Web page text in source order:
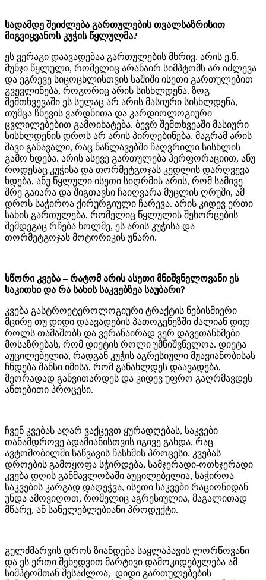
სადამდე შეიძლება გართულების თვალსაზრისით
მიგვიყვანოს კუჭის წყლულმა?
ეს ვერაგი დაავადებაა გართულების მხრივ. არის ე.წ.
მუნჯი წყლული, რომელიც არანაირ სიმპტომს არ იძლევა
და ეგრევე სიცოცხლისთვის საშიში ისეთი გართულებით
გვევლინება, როგორიც არის სისხლდენა. ზოგ
შემთხვევაში ეს სულაც არ არის მასიური სისხლდენა,
თუმცა წნევის ვარდნითა და კარდიოლოგიური
ცვლილებებით გამოიხატება. ბევრ შემთხვეაში მასიური
სისხლდენის დროს არ არის პირღებინება, მაგრამ არის
შავი განავალი, რაც ნაწლავებში ჩაღვრილი სისხლის
გამო ხდება. არის ასევე გართულება პერფორაციით, ანუ
როდესაც კუჭისა და თორმეტგოჯას კედლის დარღვევა
ხდება, ანუ წყლული ისეთი სიღრმის არის, რომ სამივე
შრე გაიარა და შიგთავსი ჩაიღვარა მუცლის ღრუში, ამ
დროს საჭიროა ქირურგიული ჩარევა. არის კიდევ ერთი
სახის გართულება, რომელიც წყლულის შეხორცების
შემდეგაც რჩება ხოლმე, ეს არის კუჭისა და
თორმეტგოჯას მოტორიკის უნარი.
სწორი კვება – რატომ არის ასეთი მნიშვნელოვანი ეს
საკითხი და რა სახის საკვებზეა საუბარი?
კვება გასტროეტეროლოგიური ტრაქტის ნებისმიერი
მცირე თუ დიდი დაავადების პათოგენეზში ძალიან დიდ
როლს თამაშობს და ვერანაირად ვერ დავეთანხმები
მოსაზრებას, რომ დიეტის როლი უმნიშვნელოა. დიეტა
აუცილებელია, რადგან კუჭის აგრესიული მჟავიანობისას
ჩნდება შანსი იმისა, რომ განახლდეს დაავადება,
მეორადად განვითარდეს და კიდევ უფრო გაღრმავდეს
ანთებითი პროცესი.
ჩვენ კვებას აღარ ვაქცევთ ყურადღებას, საკვები
თანამდროვე ადამიანისთვის იგივე გახდა, რაც
ავტომობილში საწვავის ჩასხმის პროცესი. კვებას
დროების გამოყოფა სჭირდება, სამჯერადი-ოთხჯერადი
კვება დღის განმავლობაში აუცილებელია, საჭიროა
საკვების კარგად დაღეჭვა, ისეთი საკვები რაციონიდან
უნდა ამოვიღოთ, რომელიც აგრესიულია, მაგალითად
მწარე, ან სანელებლებიანი პროდუქტი.
გულძმარვის დროს ზიანდება საყლაპავის ლორწოვანი
და ეს ერთი შეხედვით მარტივი დამოკიდებულება ამ
სიმპტომთან შესაძლოა, დიდი გართულებების